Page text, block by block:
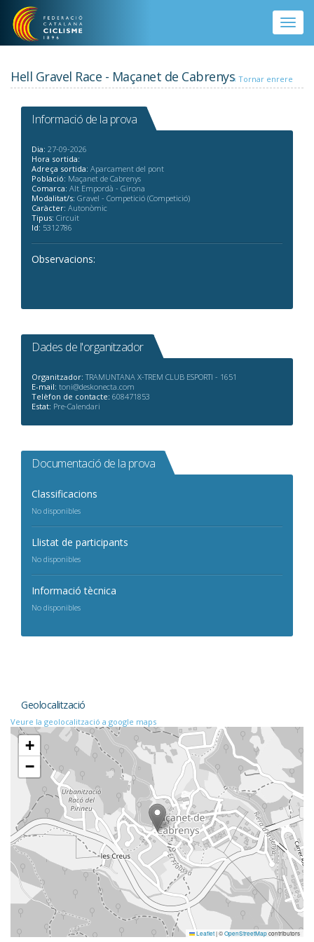
Vés al contingut
Toggle
Hell Gravel Race - Maçanet de Cabrenys
Informació de la prova
Dia: 27-09-2026
Hora sortida:
Adreça sortida: Aparcament del pont
Població: Maçanet de Cabrenys
Comarca: Alt Empordà - Girona
Modalitat/s: Gravel - Competició (Competició)
Caràcter: Autonòmic
Tipus: Circuit
Id: 5312786
Observacions:
Dades de l'organitzador
Organitzador: TRAMUNTANA X-TREM CLUB ESPORTI - 1651
E-mail: toni@deskonecta.com
Telèfon de contacte: 608471853
Estat: Pre-Calendari
Documentació de la prova
Classificacions
No disponibles
Llistat de participants
No disponibles
Informació tècnica
No disponibles
Geolocalització
Veure la geolocalització a google maps
+
−
Leaflet|©OpenStreetMapcontributors
« Tornar enrere